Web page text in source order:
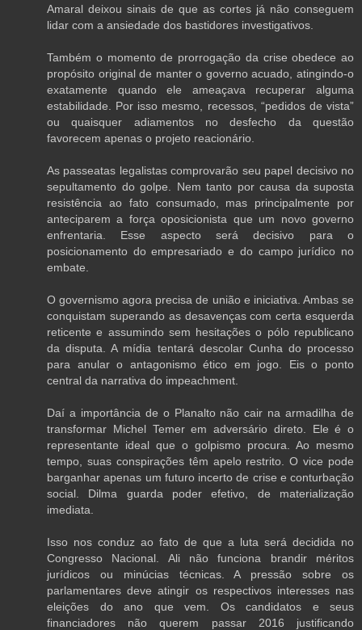
Amaral deixou sinais de que as cortes já não conseguem
lidar com a ansiedade dos bastidores investigativos.
Também o momento de prorrogação da crise obedece ao
propósito original de manter o governo acuado, atingindo-o
exatamente quando ele ameaçava recuperar alguma
estabilidade. Por isso mesmo, recessos, “pedidos de vista”
ou quaisquer adiamentos no desfecho da questão
favorecem apenas o projeto reacionário.
As passeatas legalistas comprovarão seu papel decisivo no
sepultamento do golpe. Nem tanto por causa da suposta
resistência ao fato consumado, mas principalmente por
anteciparem a força oposicionista que um novo governo
enfrentaria. Esse aspecto será decisivo para o
posicionamento do empresariado e do campo jurídico no
embate.
O governismo agora precisa de união e iniciativa. Ambas se
conquistam superando as desavenças com certa esquerda
reticente e assumindo sem hesitações o pólo republicano
da disputa. A mídia tentará descolar Cunha do processo
para anular o antagonismo ético em jogo. Eis o ponto
central da narrativa do impeachment.
Daí a importância de o Planalto não cair na armadilha de
transformar Michel Temer em adversário direto. Ele é o
representante ideal que o golpismo procura. Ao mesmo
tempo, suas conspirações têm apelo restrito. O vice pode
barganhar apenas um futuro incerto de crise e conturbação
social. Dilma guarda poder efetivo, de materialização
imediata.
Isso nos conduz ao fato de que a luta será decidida no
Congresso Nacional. Ali não funciona brandir méritos
jurídicos ou minúcias técnicas. A pressão sobre os
parlamentares deve atingir os respectivos interesses nas
eleições do ano que vem. Os candidatos e seus
financiadores não querem passar 2016 justificando